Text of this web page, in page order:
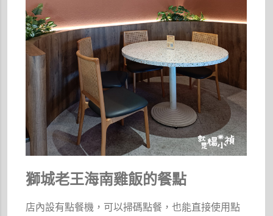
獅城老王海南雞飯的餐點
店內設有點餐機，可以掃碼點餐，也能直接使用點